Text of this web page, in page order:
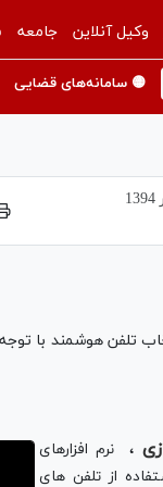
وکیل آنلاین جامعه
🟡 سامانه‌های قضایی
تلفن هوشمند با
،
نرم افزارهای
از تلفن های